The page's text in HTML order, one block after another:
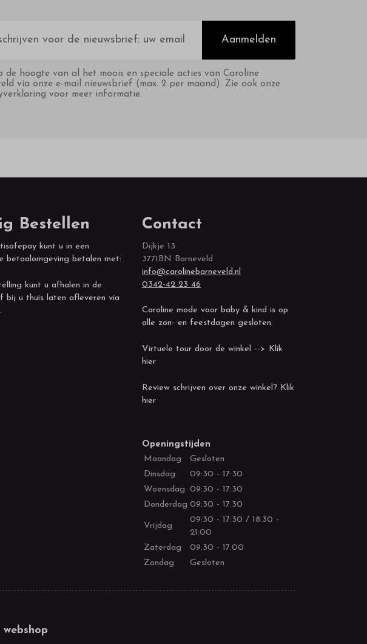
Aanmelden
de hoogte van al het moois en speciale acties van Caroline
via onze e-mail nieuwsbrief (max. 2 per maand). Zie ook onze
voor meer informatie.
Bestellen
kunt u in een
betaalomgeving betalen met:
kunt u afhalen in de
bij u thuis laten afleveren via
Contact
Dijkje 13
3771BN Barneveld
info@carolinebarneveld.nl
0342-42 23 46
Caroline mode voor baby & kind is op
alle zon- en feestdagen gesloten.
Virtuele tour door de winkel --> Klik
hier
Review schrijven over onze winkel? Klik
hier
Openingstijden
Maandag
Gesloten
Dinsdag
09:30 - 17:30
Woensdag 09:30 - 17:30
Donderdag 09:30 - 17:30
Vrijdag
09:30 - 17:30 / 18:30 -
21:00
Zaterdag
09:30 - 17:00
Zondag
Gesloten